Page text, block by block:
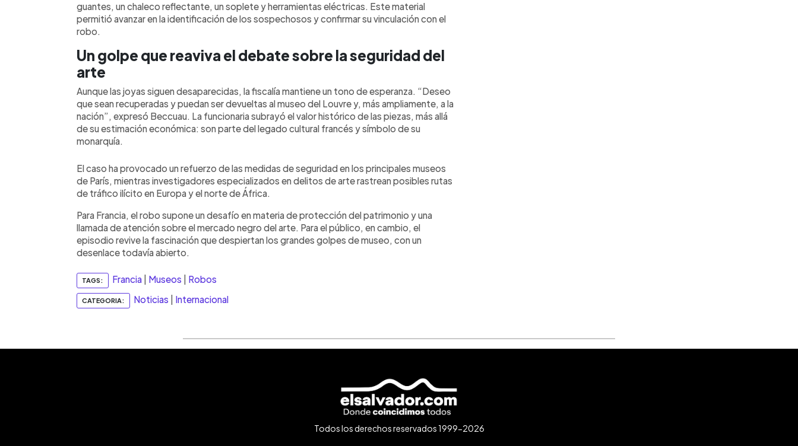
guantes, un chaleco reflectante, un soplete y herramientas eléctricas. Este material
permitió avanzar en la identificación de los sospechosos y confirmar su vinculación con el
robo.
Un golpe que reaviva el debate sobre la seguridad del
arte
Aunque las joyas siguen desaparecidas, la fiscalía mantiene un tono de esperanza. “Deseo
que sean recuperadas y puedan ser devueltas al museo del Louvre y, más ampliamente, a la
nación”, expresó Beccuau. La funcionaria subrayó el valor histórico de las piezas, más allá
de su estimación económica: son parte del legado cultural francés y símbolo de su
monarquía.
El caso ha provocado un refuerzo de las medidas de seguridad en los principales museos
de París, mientras investigadores especializados en delitos de arte rastrean posibles rutas
de tráfico ilícito en Europa y el norte de África.
Para Francia, el robo supone un desafío en materia de protección del patrimonio y una
llamada de atención sobre el mercado negro del arte. Para el público, en cambio, el
episodio revive la fascinación que despiertan los grandes golpes de museo, con un
desenlace todavía abierto.
TAGS: Francia Museos Robos
CATEGORIA: Noticias Internacional
Todos los derechos reservados 1999-2026